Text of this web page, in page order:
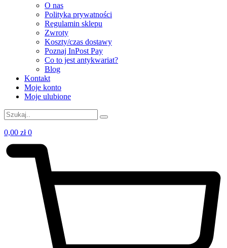
O nas
Polityka prywatności
Regulamin sklepu
Zwroty
Koszty/czas dostawy
Poznaj InPost Pay
Co to jest antykwariat?
Blog
Kontakt
Moje konto
Moje ulubione
0,00 zł 0